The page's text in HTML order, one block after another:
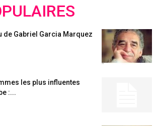
de Gabriel Garcia Marquez
les plus influentes
:...